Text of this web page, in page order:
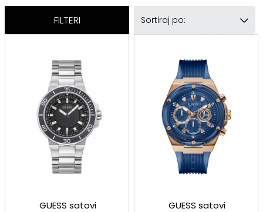
FILTERI Sortiraj po:
GUESS satovi GUESS satovi